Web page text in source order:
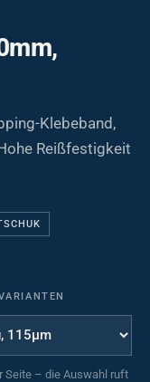
Klebeband,
Reißfestigkeit
Seite – die Auswahl ruft